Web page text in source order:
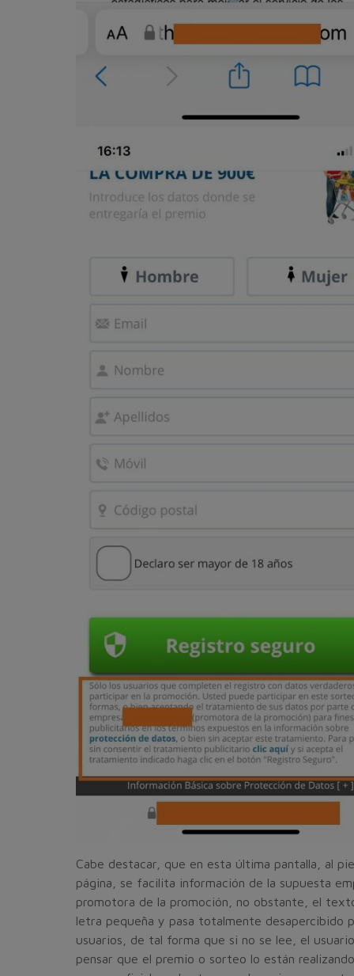
Cabe destacar, que en esta última pantalla, al
página, se facilita información de la supuesta
promotora de la promoción, no obstante, el
letra pequeña y pasa totalmente desapercibido
usuarios, de tal forma que si no se lee, el
pensar que el premio o sorteo lo están